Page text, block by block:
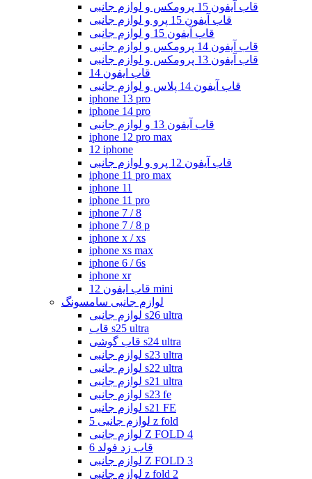
قاب آیفون 15 پرومکس و لوازم جانبی
قاب آیفون 15 پرو و لوازم جانبی
قاب آیفون 15 و لوازم جانبی
قاب آیفون 14 پرومکس و لوازم جانبی
قاب آیفون 13 پرومکس و لوازم جانبی
قاب ایفون 14
قاب آیفون 14 پلاس و لوازم جانبی
iphone 13 pro
iphone 14 pro
قاب آیفون 13 و لوازم جانبی
iphone 12 pro max
12 iphone
قاب آیفون 12 پرو و لوازم جانبی
iphone 11 pro max
iphone 11
iphone 11 pro
iphone 7 / 8
iphone 7 / 8 p
iphone x / xs
iphone xs max
iphone 6 / 6s
iphone xr
قاب ایفون 12 mini
لوازم جانبی سامسونگ
لوازم جانبی s26 ultra
قاب s25 ultra
قاب گوشی s24 ultra
لوازم جانبی s23 ultra
لوازم جانبی s22 ultra
لوازم جانبی s21 ultra
لوازم جانبی s23 fe
لوازم جانبی s21 FE
لوازم جانبی 5 z fold
لوازم جانبی Z FOLD 4
قاب زد فولد 6
لوازم جانبی Z FOLD 3
لوازم جانبی z fold 2